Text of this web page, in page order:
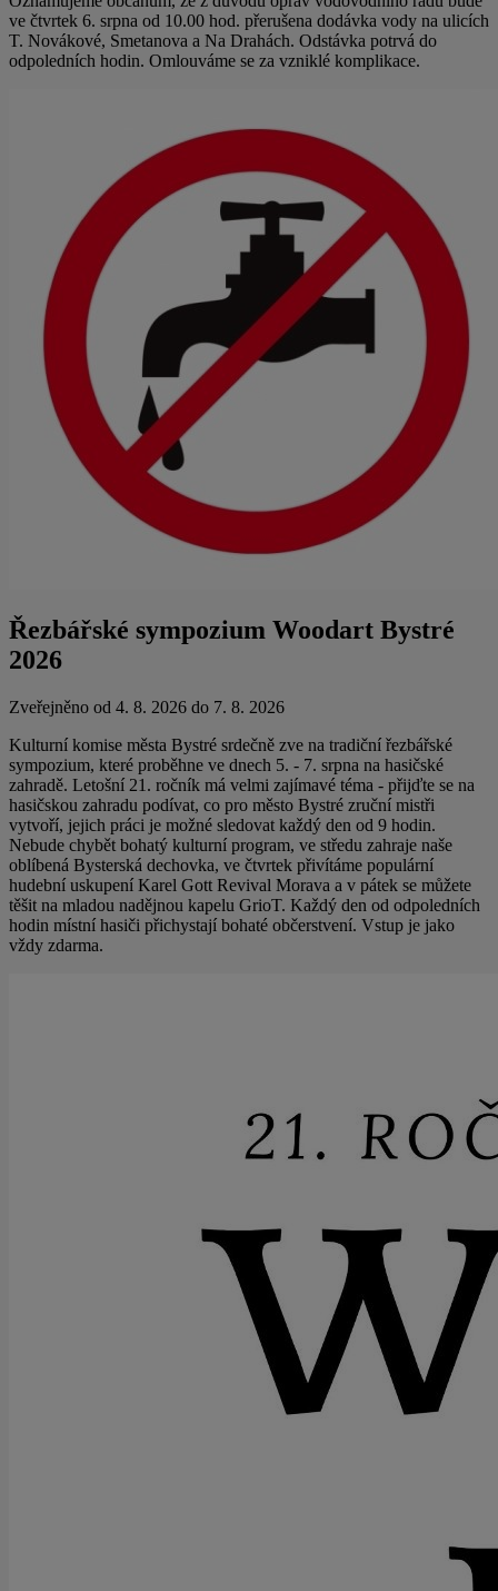
ve čtvrtek 6. srpna od 10.00 hod. přerušena dodávka vody na ulicích
T. Novákové, Smetanova a Na Drahách. Odstávka potrvá do
odpoledních hodin. Omlouváme se za vzniklé komplikace.
Řezbářské sympozium Woodart Bystré
2026
Zveřejněno od 4. 8. 2026 do 7. 8. 2026
Kulturní komise města Bystré srdečně zve na tradiční řezbářské
sympozium, které proběhne ve dnech 5. - 7. srpna na hasičské
zahradě. Letošní 21. ročník má velmi zajímavé téma - přijďte se na
hasičskou zahradu podívat, co pro město Bystré zruční mistři
vytvoří, jejich práci je možné sledovat každý den od 9 hodin.
Nebude chybět bohatý kulturní program, ve středu zahraje naše
oblíbená Bysterská dechovka, ve čtvrtek přivítáme populární
hudební uskupení Karel Gott Revival Morava a v pátek se můžete
těšit na mladou nadějnou kapelu GrioT. Každý den od odpoledních
hodin místní hasiči přichystají bohaté občerstvení. Vstup je jako
vždy zdarma.